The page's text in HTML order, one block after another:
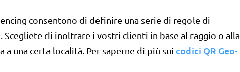
consentono di definire una serie di regole di
Scegliete di inoltrare i vostri clienti in base al raggio o alla
a una certa località. Per saperne di più sui codici QR Geo-